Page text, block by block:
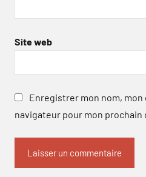
Site web
Enregistrer mon nom,
navigateur pour mon prochain